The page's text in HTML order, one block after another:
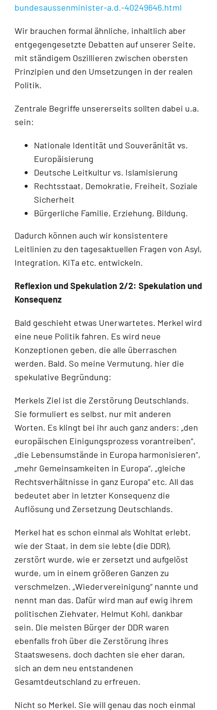
bundesaussenminister-a.d.-40249646.html
Wir brauchen formal ähnliche, inhaltlich aber
entgegengesetzte Debatten auf unserer Seite,
mit ständigem Oszillieren zwischen obersten
Prinzipien und den Umsetzungen in der realen
Politik.
Zentrale Begriffe unsererseits sollten dabei u.a.
sein:
Nationale Identität und Souveränität vs.
Europäisierung
Deutsche Leitkultur vs. Islamisierung
Rechtsstaat, Demokratie, Freiheit, Soziale
Sicherheit
Bürgerliche Familie, Erziehung, Bildung.
Dadurch können auch wir konsistentere
Leitlinien zu den tagesaktuellen Fragen von Asyl,
Integration, KiTa etc. entwickeln.
Reflexion und Spekulation 2/2: Spekulation und
Konsequenz
Bald geschieht etwas Unerwartetes. Merkel wird
eine neue Politik fahren. Es wird neue
Konzeptionen geben, die alle überraschen
werden. Bald. So meine Vermutung, hier die
spekulative Begründung:
Merkels Ziel ist die Zerstörung Deutschlands.
Sie formuliert es selbst, nur mit anderen
Worten. Es klingt bei ihr auch ganz anders: „den
europäischen Einigungsprozess vor­antreiben“,
„die Lebensumstände in Europa harmonisieren“,
„mehr Gemeinsamkeiten in Europa“, „gleiche
Rechtsverhältnisse in ganz Europa“ etc. All das
bedeutet aber in letzter Konsequenz die
Auflösung und Zersetzung Deutschlands.
Merkel hat es schon einmal als Wohltat erlebt,
wie der Staat, in dem sie lebte (die DDR),
zerstört wurde, wie er zersetzt und aufgelöst
wurde, um in einem größeren Ganzen zu
verschmelzen. „Wiedervereinigung“ nannte und
nennt man das. Dafür wird man auf ewig ihrem
politischen Ziehvater, Helmut Kohl, dankbar
sein. Die meisten Bürger der DDR waren
ebenfalls froh über die Zerstörung ihres
Staatswesens, doch dachten sie eher daran,
sich an dem neu entstandenen
Gesamtdeutschland zu er­freuen.
Nicht so Merkel. Sie will genau das noch einmal